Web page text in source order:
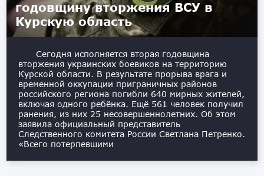
годовщину вторжения ВСУ в
Курскую область
Сегодня исполняется вторая годовщина
вторжения украинских боевиков на территорию
Курской области. В результате прорыва врага и
временной оккупации приграничных районов
российского региона погибли 640 мирных жителей,
включая одного ребёнка. Ещё 561 человек получил
ранения, из них 25 несовершеннолетних. Об этом
заявила официальный представитель
Следственного комитета России Светлана Петренко.
«Всего потерпевшими